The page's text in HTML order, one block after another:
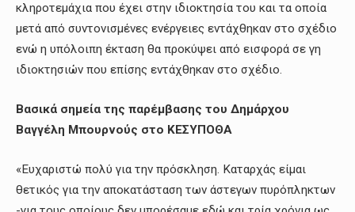
κληροτεμάχια που έχει στην ιδιοκτησία του και τα οποία
μετά από συντονισμένες ενέργειες εντάχθηκαν στο σχέδιο
ενώ η υπόλοιπη έκταση θα προκύψει από εισφορά σε γη
ιδιοκτησιών που επίσης εντάχθηκαν στο σχέδιο.
Βασικά σημεία της παρέμβασης του Δημάρχου
Βαγγέλη Μπουρνούς στο ΚΕΣΥΠΟΘΑ
«Ευχαριστώ πολύ για την πρόσκληση. Καταρχάς είμαι
θετικός για την αποκατάσταση των άστεγων πυρόπληκτων